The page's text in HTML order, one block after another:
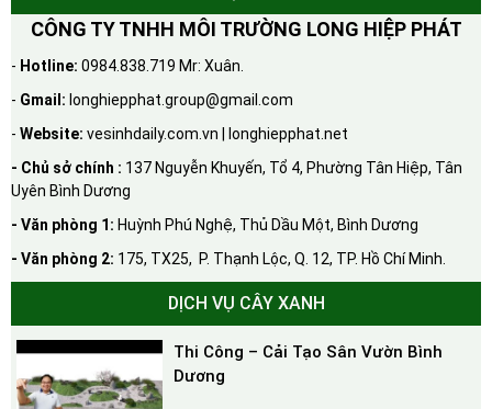
CÔNG TY TNHH MÔI TRƯỜNG LONG HIỆP PHÁT
- Hotline: 0984.838.719 Mr: Xuân.
- Gmail: longhiepphat.group@gmail.com
- Website: vesinhdaily.com.vn | longhiepphat.net
- Chủ sở chính : 137 Nguyễn Khuyến, Tổ 4, Phường Tân Hiệp, Tân
Uyên Bình Dương
- Văn phòng 1: Huỳnh Phú Nghệ, Thủ Dầu Một, Bình Dương
- Văn phòng 2: 175, TX25, P. Thạnh Lộc, Q. 12, TP. Hồ Chí Minh.
DỊCH VỤ CÂY XANH
Thi Công – Cải Tạo Sân Vườn Bình
Dương